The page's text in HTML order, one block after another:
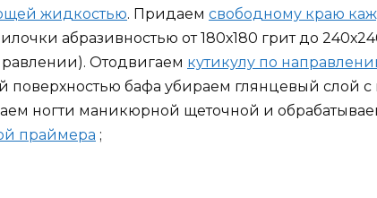
жидкостью. Придаем свободному краю
абразивностью от 180х180 грит до
Отодвигаем кутикулу по
поверхностью бафа убираем глянцевый слой с
ногти маникюрной щеточной и
праймера ;